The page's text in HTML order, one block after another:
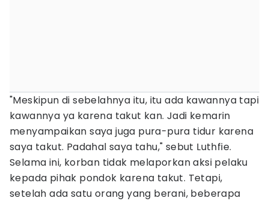
"Meskipun di sebelahnya itu, itu ada kawannya tapi
kawannya ya karena takut kan. Jadi kemarin
menyampaikan saya juga pura-pura tidur karena
saya takut. Padahal saya tahu," sebut Luthfie.
Selama ini, korban tidak melaporkan aksi pelaku
kepada pihak pondok karena takut. Tetapi,
setelah ada satu orang yang berani, beberapa